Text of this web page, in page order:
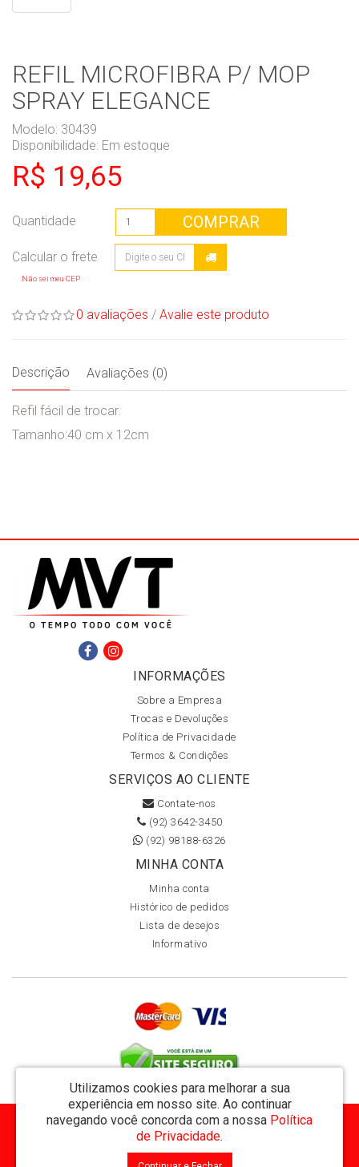
REFIL MICROFIBRA P/ MOP
SPRAY ELEGANCE
Modelo: 30439
Disponibilidade: Em estoque
R$ 19,65
Quantidade COMPRAR
Não sei meu CEP
0 avaliações / Avalie este produto
Descrição Avaliações (0)
Refil fácil de trocar.
Tamanho:40 cm x 12cm
INFORMAÇÕES
Sobre a Empresa
Trocas e Devoluções
Política de Privacidade
Termos & Condições
SERVIÇOS AO CLIENTE
Contate-nos
(92) 3642-3450
(92) 98188-6326
MINHA CONTA
Minha conta
Histórico de pedidos
Lista de desejos
Informativo
Utilizamos cookies para melhorar a sua
experiência em nosso site. Ao continuar
navegando você concorda com a nossa Política
de Privacidade.
MVT Comércio de Representação de Livros Ltda - CNPJ: 11.162.894/0001-32
Rua Visconde de Utinga 234 - Parque das Laranjeiras - Manaus / AM - CEP: 69058-810